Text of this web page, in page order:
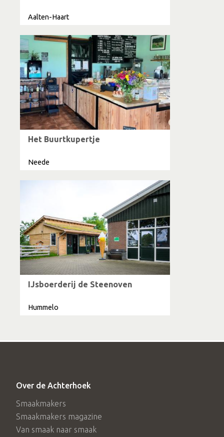
Aalten-Haart
Het Buurtkupertje
Neede
IJsboerderij de Steenoven
Hummelo
Over de Achterhoek
Smaakmakers
Smaakmakers magazine
Van smaak naar smaak